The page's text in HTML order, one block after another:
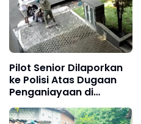
Pilot Senior Dilaporkan
ke Polisi Atas Dugaan
Penganiayaan di
Tangerang Selatan